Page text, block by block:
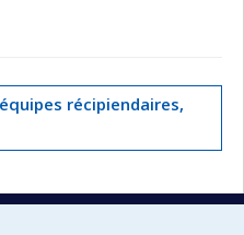
récipiendaires,